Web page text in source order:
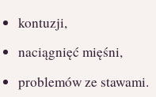
kontuzji,
naciągnięć mięśni,
problemów ze stawami.